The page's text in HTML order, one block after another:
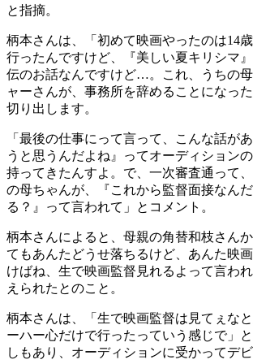
と指摘。
柄本さんは、「初めて映画やったのは14
行ったんですけど、『美しい夏キリシマ
伝のお話なんですけど…。これ、うちの
ャーさんが、事務所を辞めることになっ
切り出します。
「最後の仕事にって言って、こんな話が
うと思うんだよね』ってオーディション
持ってきたんすよ。で、一次審査通って
の母ちゃんが、『これから監督面接なん
る？』って言われて」とコメント。
柄本さんによると、母親の角替和枝さん
てもあんたどうせ落ちるけど、あんた映
けばね、生で映画監督見れるよって言わ
えられたとのこと。
柄本さんは、「生で映画監督は見てぇな
ーハー心だけで行ったっていう感じで」
しもあり、オーディションに受かってデ